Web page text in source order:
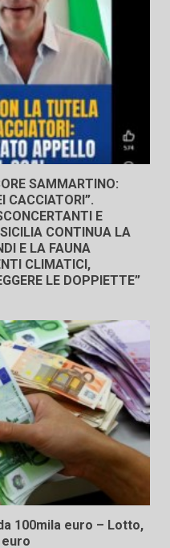
SAMMARTINO:
CACCIATORI”.
E
CONTINUA LA
E LA FAUNA
CLIMATICI,
LE DOPPIETTE”
100mila euro – Lotto,